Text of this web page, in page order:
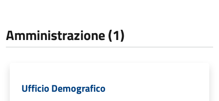
Amministrazione (1)
Ufficio Demografico